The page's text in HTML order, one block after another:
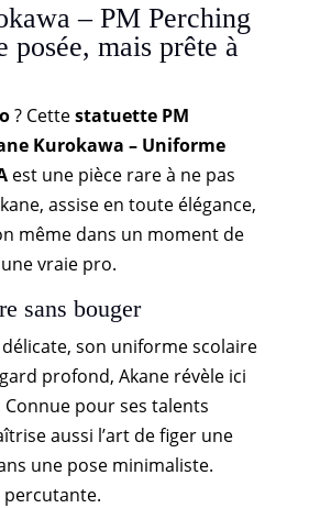
– PM Perching
posée, mais prête à
? Cettestatuette PM
Kurokawa – Uniforme
est une pièce rare à ne pas
assise en toute élégance,
même dans un moment de
vraie pro.
sans bouger
son uniforme scolaire
profond, Akane révèle ici
pour ses talents
aussi l’art de figer une
une pose minimaliste.
percutante.